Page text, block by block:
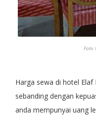
Foto
Harga sewa di hotel
sebanding dengan
anda mempunyai uang